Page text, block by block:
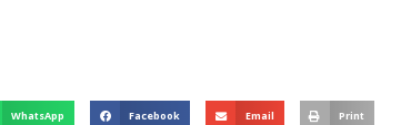
WhatsApp Facebook Email Print